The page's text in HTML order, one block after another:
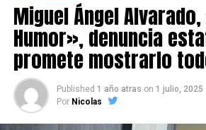
Miguel Ángel
Humor», denuncia
promete mostrarlo
Published 1 año atras on 1 julio, 2025
Por Nicolas